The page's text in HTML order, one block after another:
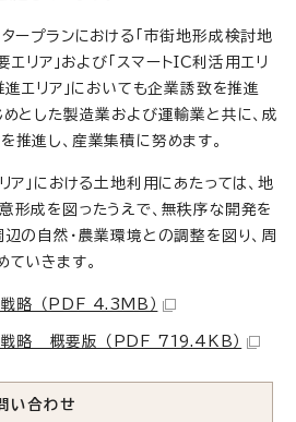
ープランにおける「市街地形成検討地
エリア」および「スマートIC利活用エリ
進エリア」においても企業誘致を推進
とした製造業および運輸業と共に、成
進し、産業集積に努めます。
ア」における土地利用にあたっては、地
形成を図ったうえで、無秩序な開発を
の自然・農業環境との調整を図り、周
いきます。
略 （PDF 4.3MB）
戦略 概要版 （PDF 719.4KB）
い合わせ